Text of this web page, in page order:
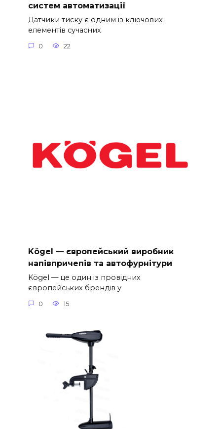
систем автоматизації
Датчики тиску є одним із ключових
елементів сучасних
0 22
Kögel — європейський виробник
напівпричепів та автофурнітури
Kögel — це один із провідних
європейських брендів у
0 15